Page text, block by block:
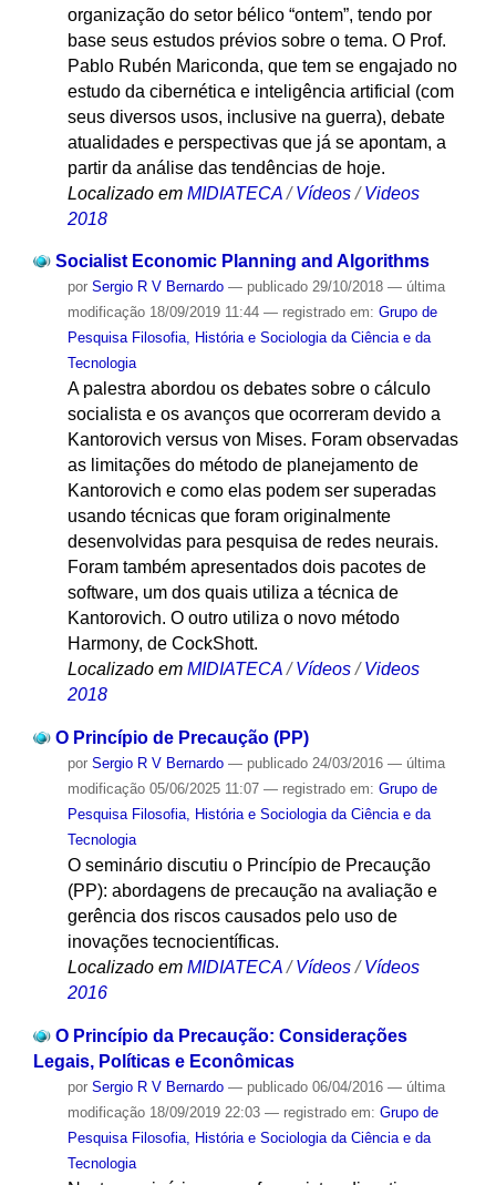
organização do setor bélico “ontem”, tendo por
base seus estudos prévios sobre o tema. O Prof.
Pablo Rubén Mariconda, que tem se engajado no
estudo da cibernética e inteligência artificial (com
seus diversos usos, inclusive na guerra), debate
atualidades e perspectivas que já se apontam, a
partir da análise das tendências de hoje.
Localizado em MIDIATECA /Vídeos /Videos
2018
Socialist Economic Planning and Algorithms
por Sergio R V Bernardo — publicado29/10/2018 — última
modificação18/09/2019 11:44 — registrado em: Grupo de
Pesquisa Filosofia, História e Sociologia da Ciência e da
Tecnologia
A palestra abordou os debates sobre o cálculo
socialista e os avanços que ocorreram devido a
Kantorovich versus von Mises. Foram observadas
as limitações do método de planejamento de
Kantorovich e como elas podem ser superadas
usando técnicas que foram originalmente
desenvolvidas para pesquisa de redes neurais.
Foram também apresentados dois pacotes de
software, um dos quais utiliza a técnica de
Kantorovich. O outro utiliza o novo método
Harmony, de CockShott.
Localizado em MIDIATECA /Vídeos /Videos
2018
O Princípio de Precaução (PP)
por Sergio R V Bernardo — publicado24/03/2016 — última
modificação05/06/2025 11:07 — registrado em: Grupo de
Pesquisa Filosofia, História e Sociologia da Ciência e da
Tecnologia
O seminário discutiu o Princípio de Precaução
(PP): abordagens de precaução na avaliação e
gerência dos riscos causados pelo uso de
inovações tecnocientíficas.
Localizado em MIDIATECA /Vídeos /Vídeos
2016
O Princípio da Precaução: Considerações
Legais, Políticas e Econômicas
por Sergio R V Bernardo — publicado06/04/2016 — última
modificação18/09/2019 22:03 — registrado em: Grupo de
Pesquisa Filosofia, História e Sociologia da Ciência e da
Tecnologia